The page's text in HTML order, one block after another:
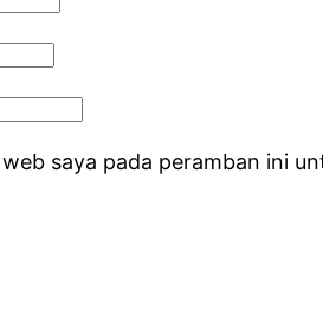
saya pada peramban ini